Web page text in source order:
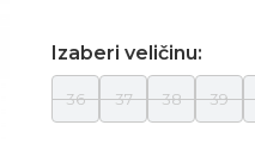
Izaberi veličinu:
36 37 38 39